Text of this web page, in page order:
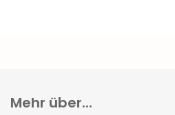
Mehr über...